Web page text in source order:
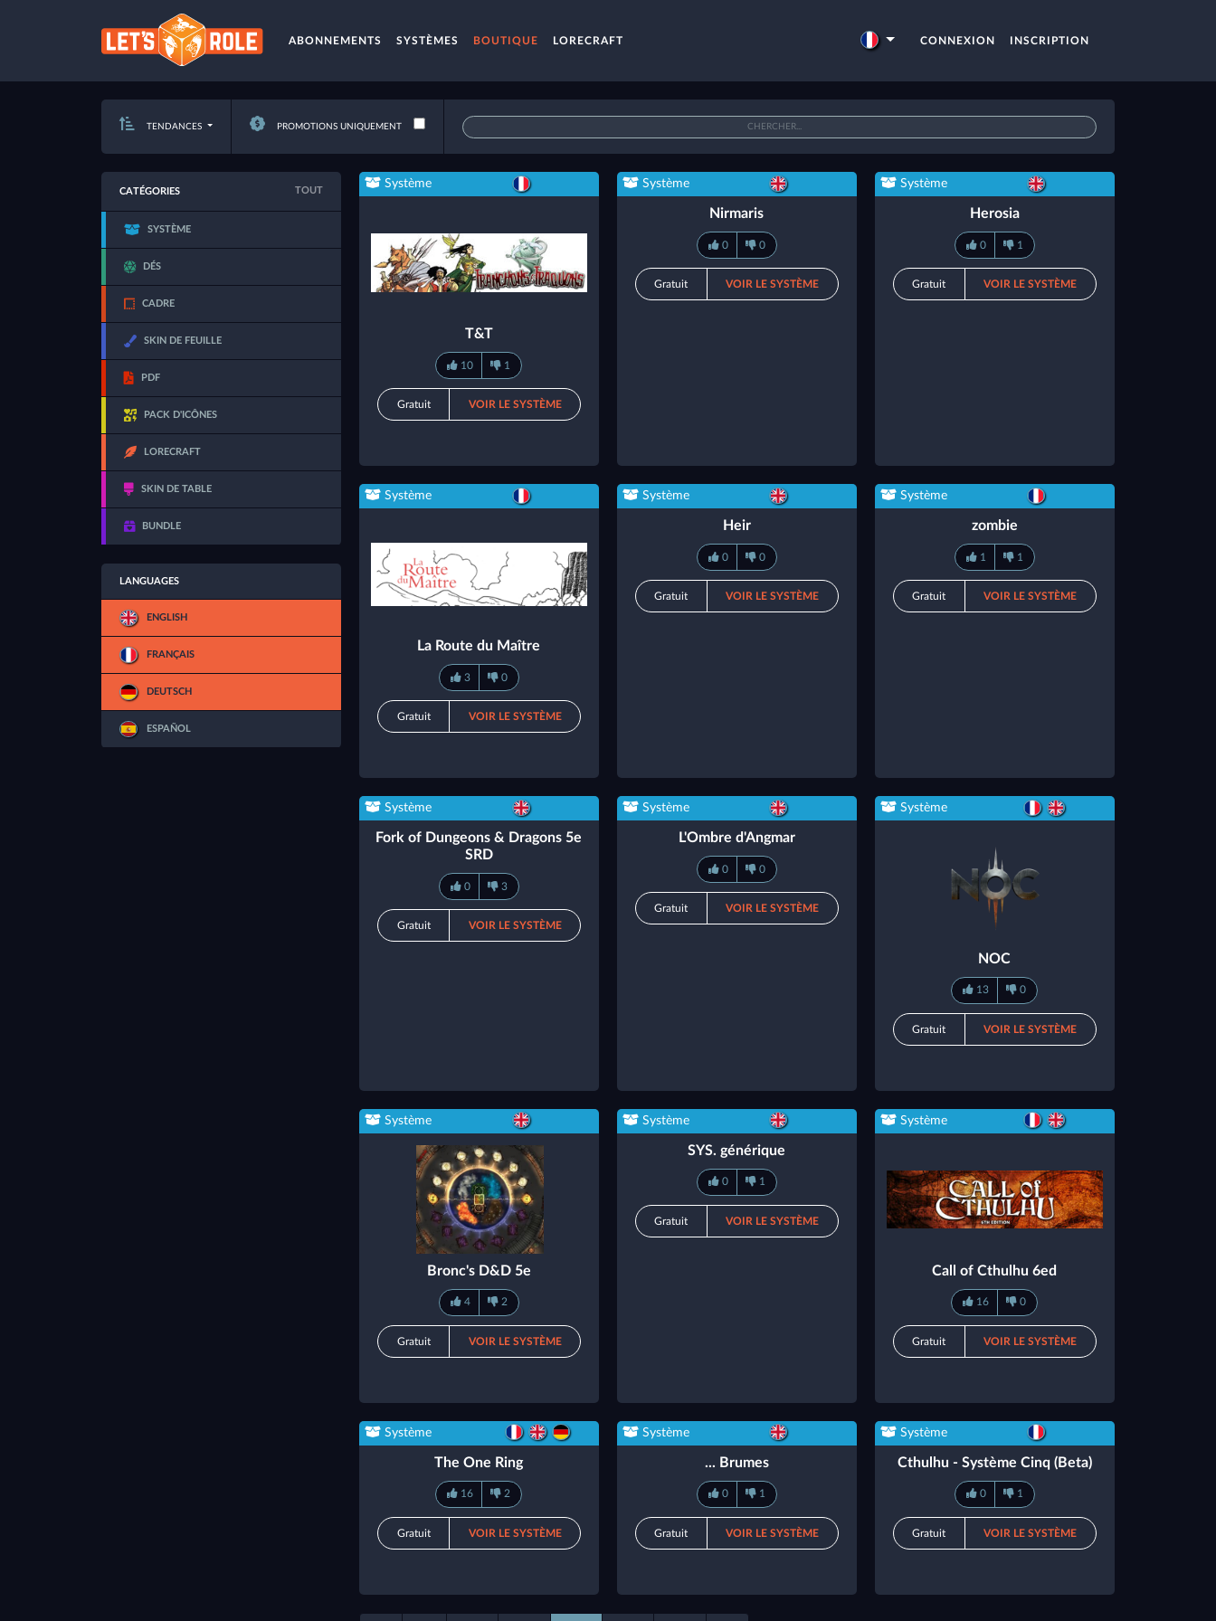
ABONNEMENTS SYSTÈMES BOUTIQUE LORECRAFT CONNEXION INSCRIPTION
TENDANCES PROMOTIONS UNIQUEMENT
CATÉGORIES TOUT
SYSTÈME
DÉS
CADRE
SKIN DE FEUILLE
PDF
PACK D'ICÔNES
LORECRAFT
SKIN DE TABLE
BUNDLE
LANGUAGES
ENGLISH
FRANÇAIS
DEUTSCH
ESPAÑOL
Système
T&T
10 1
Gratuit VOIR LE SYSTÈME
Système
Nirmaris
0 0
Gratuit VOIR LE SYSTÈME
Système
Herosia
0 1
Gratuit VOIR LE SYSTÈME
Système
La Route du Maître
3 0
Gratuit VOIR LE SYSTÈME
Système
Heir
0 0
Gratuit VOIR LE SYSTÈME
Système
zombie
1 1
Gratuit VOIR LE SYSTÈME
Système
Fork of Dungeons & Dragons 5e
SRD
0 3
Gratuit VOIR LE SYSTÈME
Système
L'Ombre d'Angmar
0 0
Gratuit VOIR LE SYSTÈME
Système
NOC
13 0
Gratuit VOIR LE SYSTÈME
Système
Bronc's D&D 5e
4 2
Gratuit VOIR LE SYSTÈME
Système
SYS. générique
0 1
Gratuit VOIR LE SYSTÈME
Système
Call of Cthulhu 6ed
16 0
Gratuit VOIR LE SYSTÈME
Système
The One Ring
16 2
Gratuit VOIR LE SYSTÈME
Système
... Brumes
0 1
Gratuit VOIR LE SYSTÈME
Système
Cthulhu - Système Cinq (Beta)
0 1
Gratuit VOIR LE SYSTÈME